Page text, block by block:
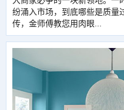
纷涌入市场，到底哪些是质量
传，金师傅教您用肉眼...